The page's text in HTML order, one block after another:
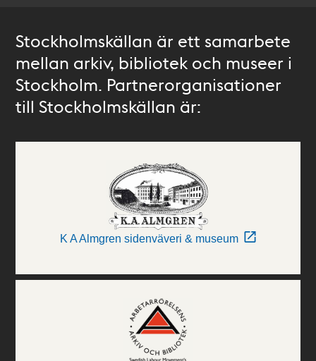
Stockholmskällan är ett samarbete
mellan arkiv, bibliotek och museer i
Stockholm. Partnerorganisationer
till Stockholmskällan är:
K A Almgren sidenväveri & museum